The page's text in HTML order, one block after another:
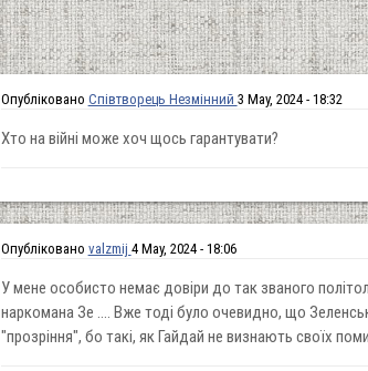
Опубліковано Співтворець Незмінний 3 May, 2024 - 18:32
Хто на війні може хоч щось гарантувати?
Опубліковано valzmij 4 May, 2024 - 18:06
У мене особисто немає довіри до так званого
наркомана Зе .... Вже тоді було очевидно, що
"прозріння", бо такі, як Гайдай не визнають своїх